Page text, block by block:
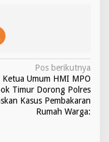
Pos berikutnya
Ketua Umum HMI MPO
Timur Dorong Polres
Kasus Pembakaran
Rumah Warga: